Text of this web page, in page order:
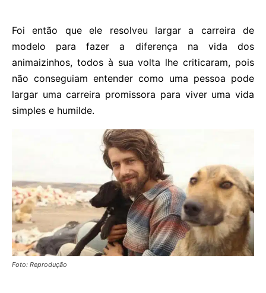
Foi então que ele resolveu largar a carreira de
modelo para fazer a diferença na vida dos
animaizinhos, todos à sua volta lhe criticaram, pois
não conseguiam entender como uma pessoa pode
largar uma carreira promissora para viver uma vida
simples e humilde.
Foto: Reprodução